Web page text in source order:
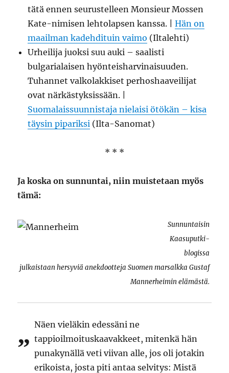
tätä ennen seurustelleen Monsieur Mossen
Kate-nimisen lehtolapsen kanssa. |Hän on
maailman kadehdituin vaimo (Iltalehti)
Urheilija juoksi suu auki – saalisti
bulgarialaisen hyönteisharvinaisuuden.
Tuhannet valkolakkiset perhoshaaveilijat
ovat närkästyksissään. |
Suomalaissuunnistaja nielaisi ötökän – kisa
täysin pipariksi (Ilta-Sanomat)
* * *
Ja koska on sunnuntai, niin muistetaan myös
tämä:
Sunnuntaisin
Kaasuputki-
blogissa
julkaistaan hersyviä anekdootteja Suomen marsalkka Gustaf
Mannerheimin elämästä.
”
Näen vieläkin edessäni ne
tappioilmoituskaavakkeet, mitenkä hän
punakynällä veti viivan alle, jos oli jotakin
erikoista, josta piti antaa selvitys: Mistä